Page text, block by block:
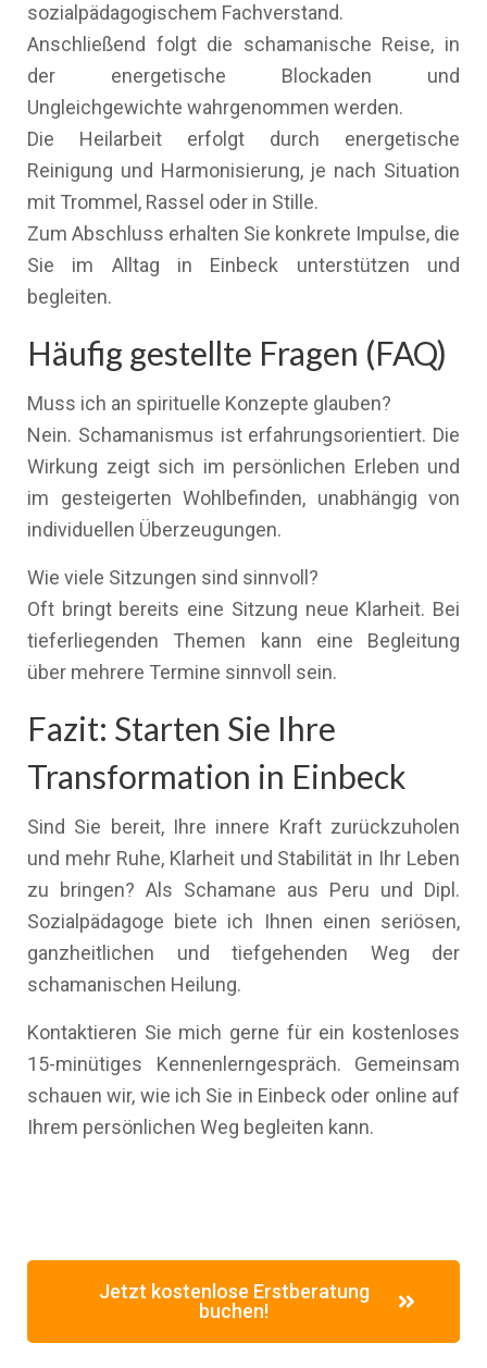
sozialpädagogischem Fachverstand.
Anschließend folgt die schamanische Reise, in
der energetische Blockaden und
Ungleichgewichte wahrgenommen werden.
Die Heilarbeit erfolgt durch energetische
Reinigung und Harmonisierung, je nach Situation
mit Trommel, Rassel oder in Stille.
Zum Abschluss erhalten Sie konkrete Impulse, die
Sie im Alltag in Einbeck unterstützen und
begleiten.
Häufig gestellte Fragen (FAQ)
Muss ich an spirituelle Konzepte glauben?
Nein. Schamanismus ist erfahrungsorientiert. Die
Wirkung zeigt sich im persönlichen Erleben und
im gesteigerten Wohlbefinden, unabhängig von
individuellen Überzeugungen.
Wie viele Sitzungen sind sinnvoll?
Oft bringt bereits eine Sitzung neue Klarheit. Bei
tieferliegenden Themen kann eine Begleitung
über mehrere Termine sinnvoll sein.
Fazit: Starten Sie Ihre
Transformation in Einbeck
Sind Sie bereit, Ihre innere Kraft zurückzuholen
und mehr Ruhe, Klarheit und Stabilität in Ihr Leben
zu bringen? Als Schamane aus Peru und Dipl.
Sozialpädagoge biete ich Ihnen einen seriösen,
ganzheitlichen und tiefgehenden Weg der
schamanischen Heilung.
Kontaktieren Sie mich gerne für ein kostenloses
15-minütiges Kennenlerngespräch. Gemeinsam
schauen wir, wie ich Sie in Einbeck oder online auf
Ihrem persönlichen Weg begleiten kann.
Jetzt kostenlose Erstberatung
buchen!